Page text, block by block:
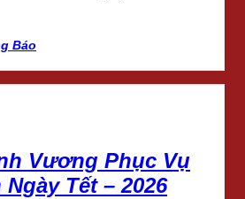
Báo
Vương Phục Vụ
Tết – 2026